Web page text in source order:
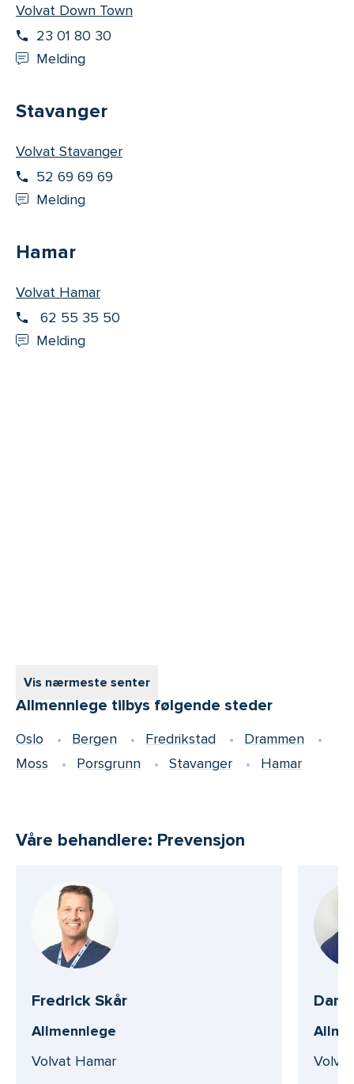
Volvat Down Town
23 01 80 30
Melding
Stavanger
Volvat Stavanger
52 69 69 69
Melding
Hamar
Volvat Hamar
62 55 35 50
Melding
Vis nærmeste senter
Allmennlege tilbys følgende steder
Oslo Bergen Fredrikstad
Drammen
Moss
Porsgrunn Stavanger Hamar
Våre behandlere: Prevensjon
Fredrick Skår
Allmennlege
Volvat Hamar